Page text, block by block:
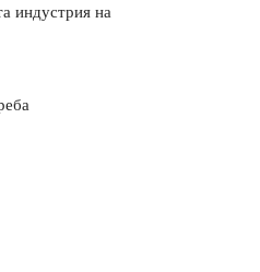
индустрия на